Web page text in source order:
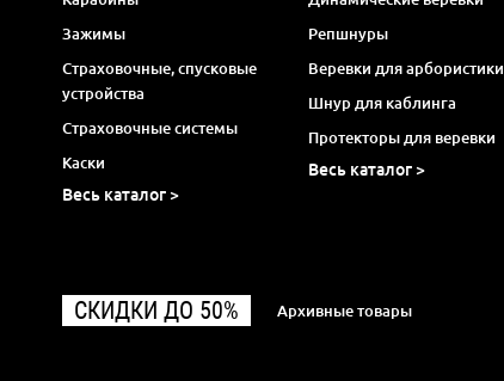
Зажимы
Страховочные, спусковые
устройства
Страховочные системы
Каски
Весь каталог >
Репшнуры
Веревки для арбористики
Шнур для каблинга
Протекторы для веревки
Весь каталог >
СКИДКИ ДО 50% Архивные товары